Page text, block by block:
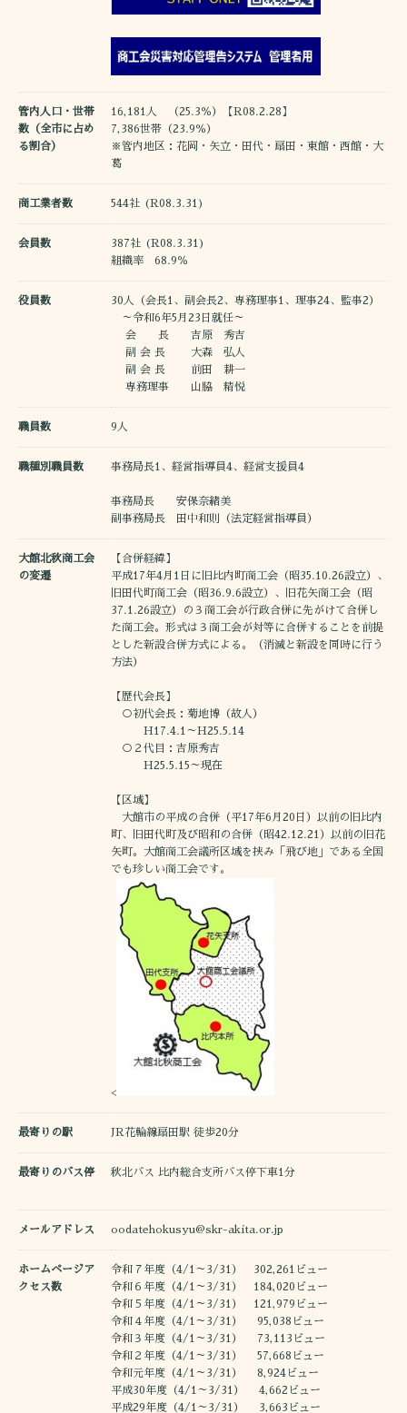
管内人口・世帯
数（全市に占め
る割合）
16,181人 （25.3％）【R08.2.28】
7,386世帯（23.9％）
※管内地区：花岡・矢立・田代・扇田・東館・西館・大
葛
商工業者数 544社 (R08.3.31)
会員数
387社 (R08.3.31)
組織率 68.9％
役員数
30人（会長1、副会長2、専務理事1、理事24、監事2）
～令和6年5月23日就任～
会 長 吉原 秀吉
副 会 長 大森 弘人
副 会 長 前田 耕一
専務理事 山脇 精悦
職員数 9人
職種別職員数 事務局長1、経営指導員4、経営支援員4
事務局長 安保奈緒美
副事務局長 田中和則（法定経営指導員）
大館北秋商工会
の変遷
【合併経緯】
平成17年4月1日に旧比内町商工会（昭35.10.26設立）、
旧田代町商工会（昭36.9.6設立）、旧花矢商工会（昭
37.1.26設立）の３商工会が行政合併に先がけて合併し
た商工会。形式は３商工会が対等に合併することを前提
とした新設合併方式による。（消滅と新設を同時に行う
方法）
【歴代会長】
○初代会長：菊地博（故人）
H17.4.1～H25.5.14
○２代目：吉原秀吉
H25.5.15～現在
【区域】
大館市の平成の合併（平17年6月20日）以前の旧比内
町、旧田代町及び昭和の合併（昭42.12.21）以前の旧花
矢町。大館商工会議所区域を挟み「飛び地」である全国
でも珍しい商工会です。
<
最寄りの駅 JR花輪線扇田駅 徒歩20分
最寄りのバス停 秋北バス 比内総合支所バス停下車1分
メールアドレス oodatehokusyu@skr-akita.or.jp
ホームページア
クセス数
令和７年度（4/1～3/31） 302,261ビュー
令和６年度（4/1～3/31） 184,020ビュー
令和５年度（4/1～3/31） 121,979ビュー
令和４年度（4/1～3/31） 95,038ビュー
令和３年度（4/1～3/31） 73,113ビュー
令和２年度（4/1～3/31） 57,668ビュー
令和元年度（4/1～3/31） 8,924ビュー
平成30年度（4/1～3/31） 4,662ビュー
平成29年度（4/1～3/31） 3,663ビュー